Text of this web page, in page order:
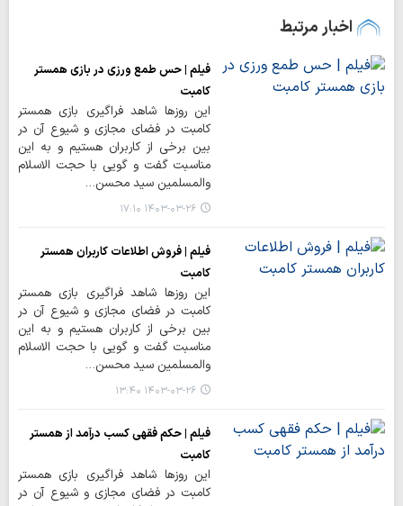
اخبار مرتبط
فیلم | حس طمع ورزی در بازی همستر
کامبت
این روزها شاهد فراگیری بازی همستر
کامبت در فضای مجازی و شیوع آن در
بین برخی از کاربران هستیم و به این
مناسبت گفت و گویی با حجت الاسلام
والمسلمین سید محسن…
۱۴۰۳-۰۳-۲۶ ۱۷:۱۰
فیلم | فروش اطلاعات کاربران همستر
کامبت
این روزها شاهد فراگیری بازی همستر
کامبت در فضای مجازی و شیوع آن در
بین برخی از کاربران هستیم و به این
مناسبت گفت و گویی با حجت الاسلام
والمسلمین سید محسن…
۱۴۰۳-۰۳-۲۶ ۱۳:۴۰
فیلم | حکم فقهی کسب درآمد از همستر
کامبت
این روزها شاهد فراگیری بازی همستر
کامبت در فضای مجازی و شیوع آن در